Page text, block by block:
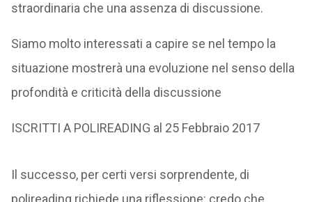
straordinaria che una assenza di discussione.
Siamo molto interessati a capire se nel tempo la
situazione mostrerà una evoluzione nel senso della
profondità e criticità della discussione
ISCRITTI A POLIREADING al 25 Febbraio 2017
Il successo, per certi versi sorprendente, di
polireading richiede una riflessione: credo che